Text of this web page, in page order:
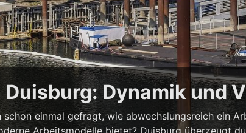
Duisburg: Dynamik und
schon einmal gefragt, wie abwechslungsreich ein